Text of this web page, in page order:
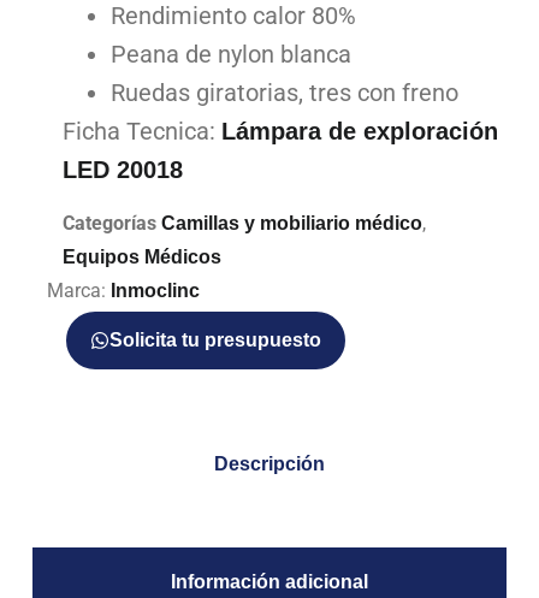
Rendimiento calor 80%
Peana de nylon blanca
Ruedas giratorias, tres con freno
Ficha Tecnica: Lámpara de exploración
LED 20018
Categorías Camillas y mobiliario médico,
Equipos Médicos
Marca: Inmoclinc
Solicita tu presupuesto
Descripción
Información adicional